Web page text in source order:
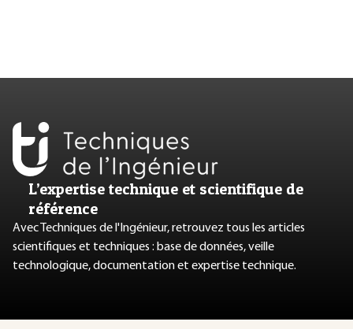
L’expertise technique et scientifique de
référence
Avec Techniques de l'Ingénieur, retrouvez tous les articles
scientifiques et techniques : base de données, veille
technologique, documentation et expertise technique.